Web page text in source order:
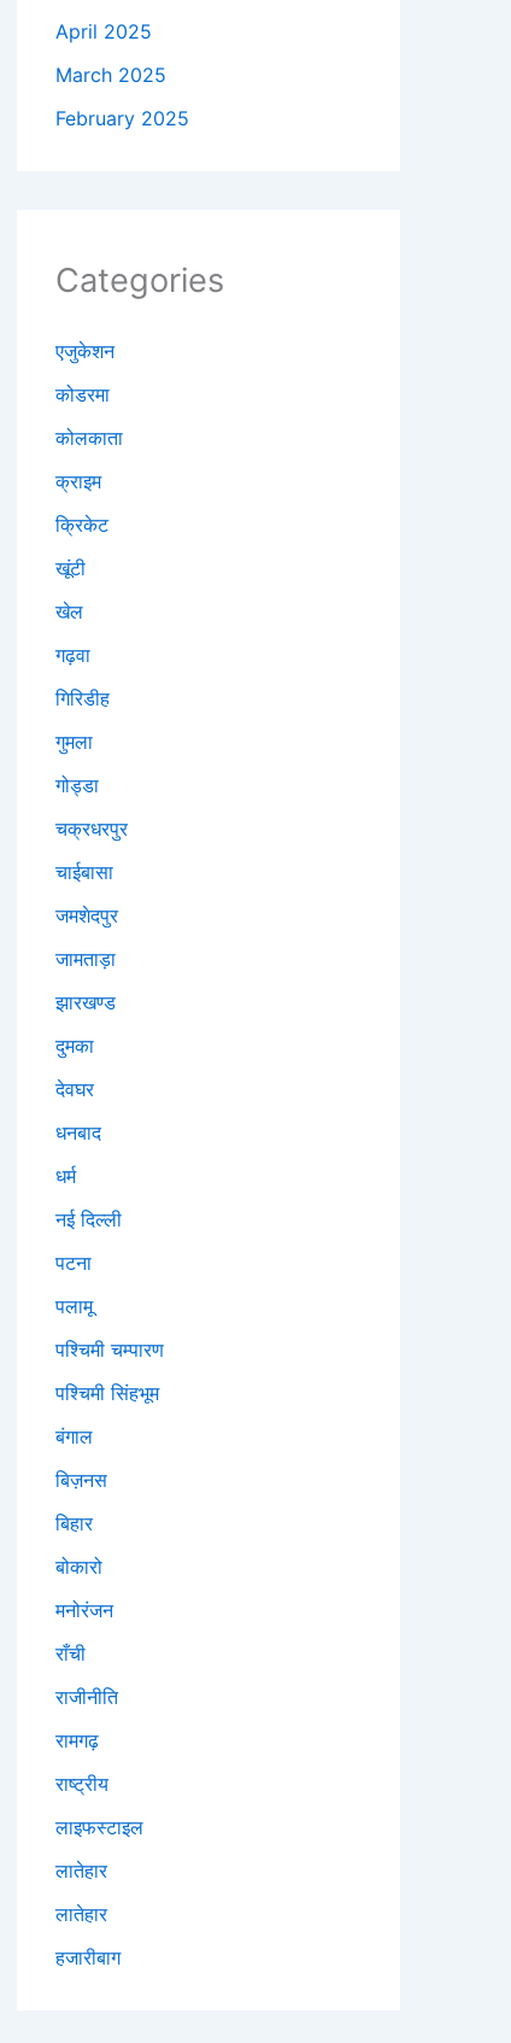
April 2025
March 2025
February 2025
Categories
एजुकेशन
कोडरमा
कोलकाता
क्राइम
क्रिकेट
खूंटी
खेल
गढ़वा
गिरिडीह
गुमला
गोड्डा
चक्रधरपुर
चाईबासा
जमशेदपुर
जामताड़ा
झारखण्ड
दुमका
देवघर
धनबाद
धर्म
नई दिल्ली
पटना
पलामू
पश्चिमी चम्पारण
पश्चिमी सिंहभूम
बंगाल
बिज़नस
बिहार
बोकारो
मनोरंजन
राँची
राजीनीति
रामगढ़
राष्ट्रीय
लाइफस्टाइल
लातेहार
लातेहार
हजारीबाग